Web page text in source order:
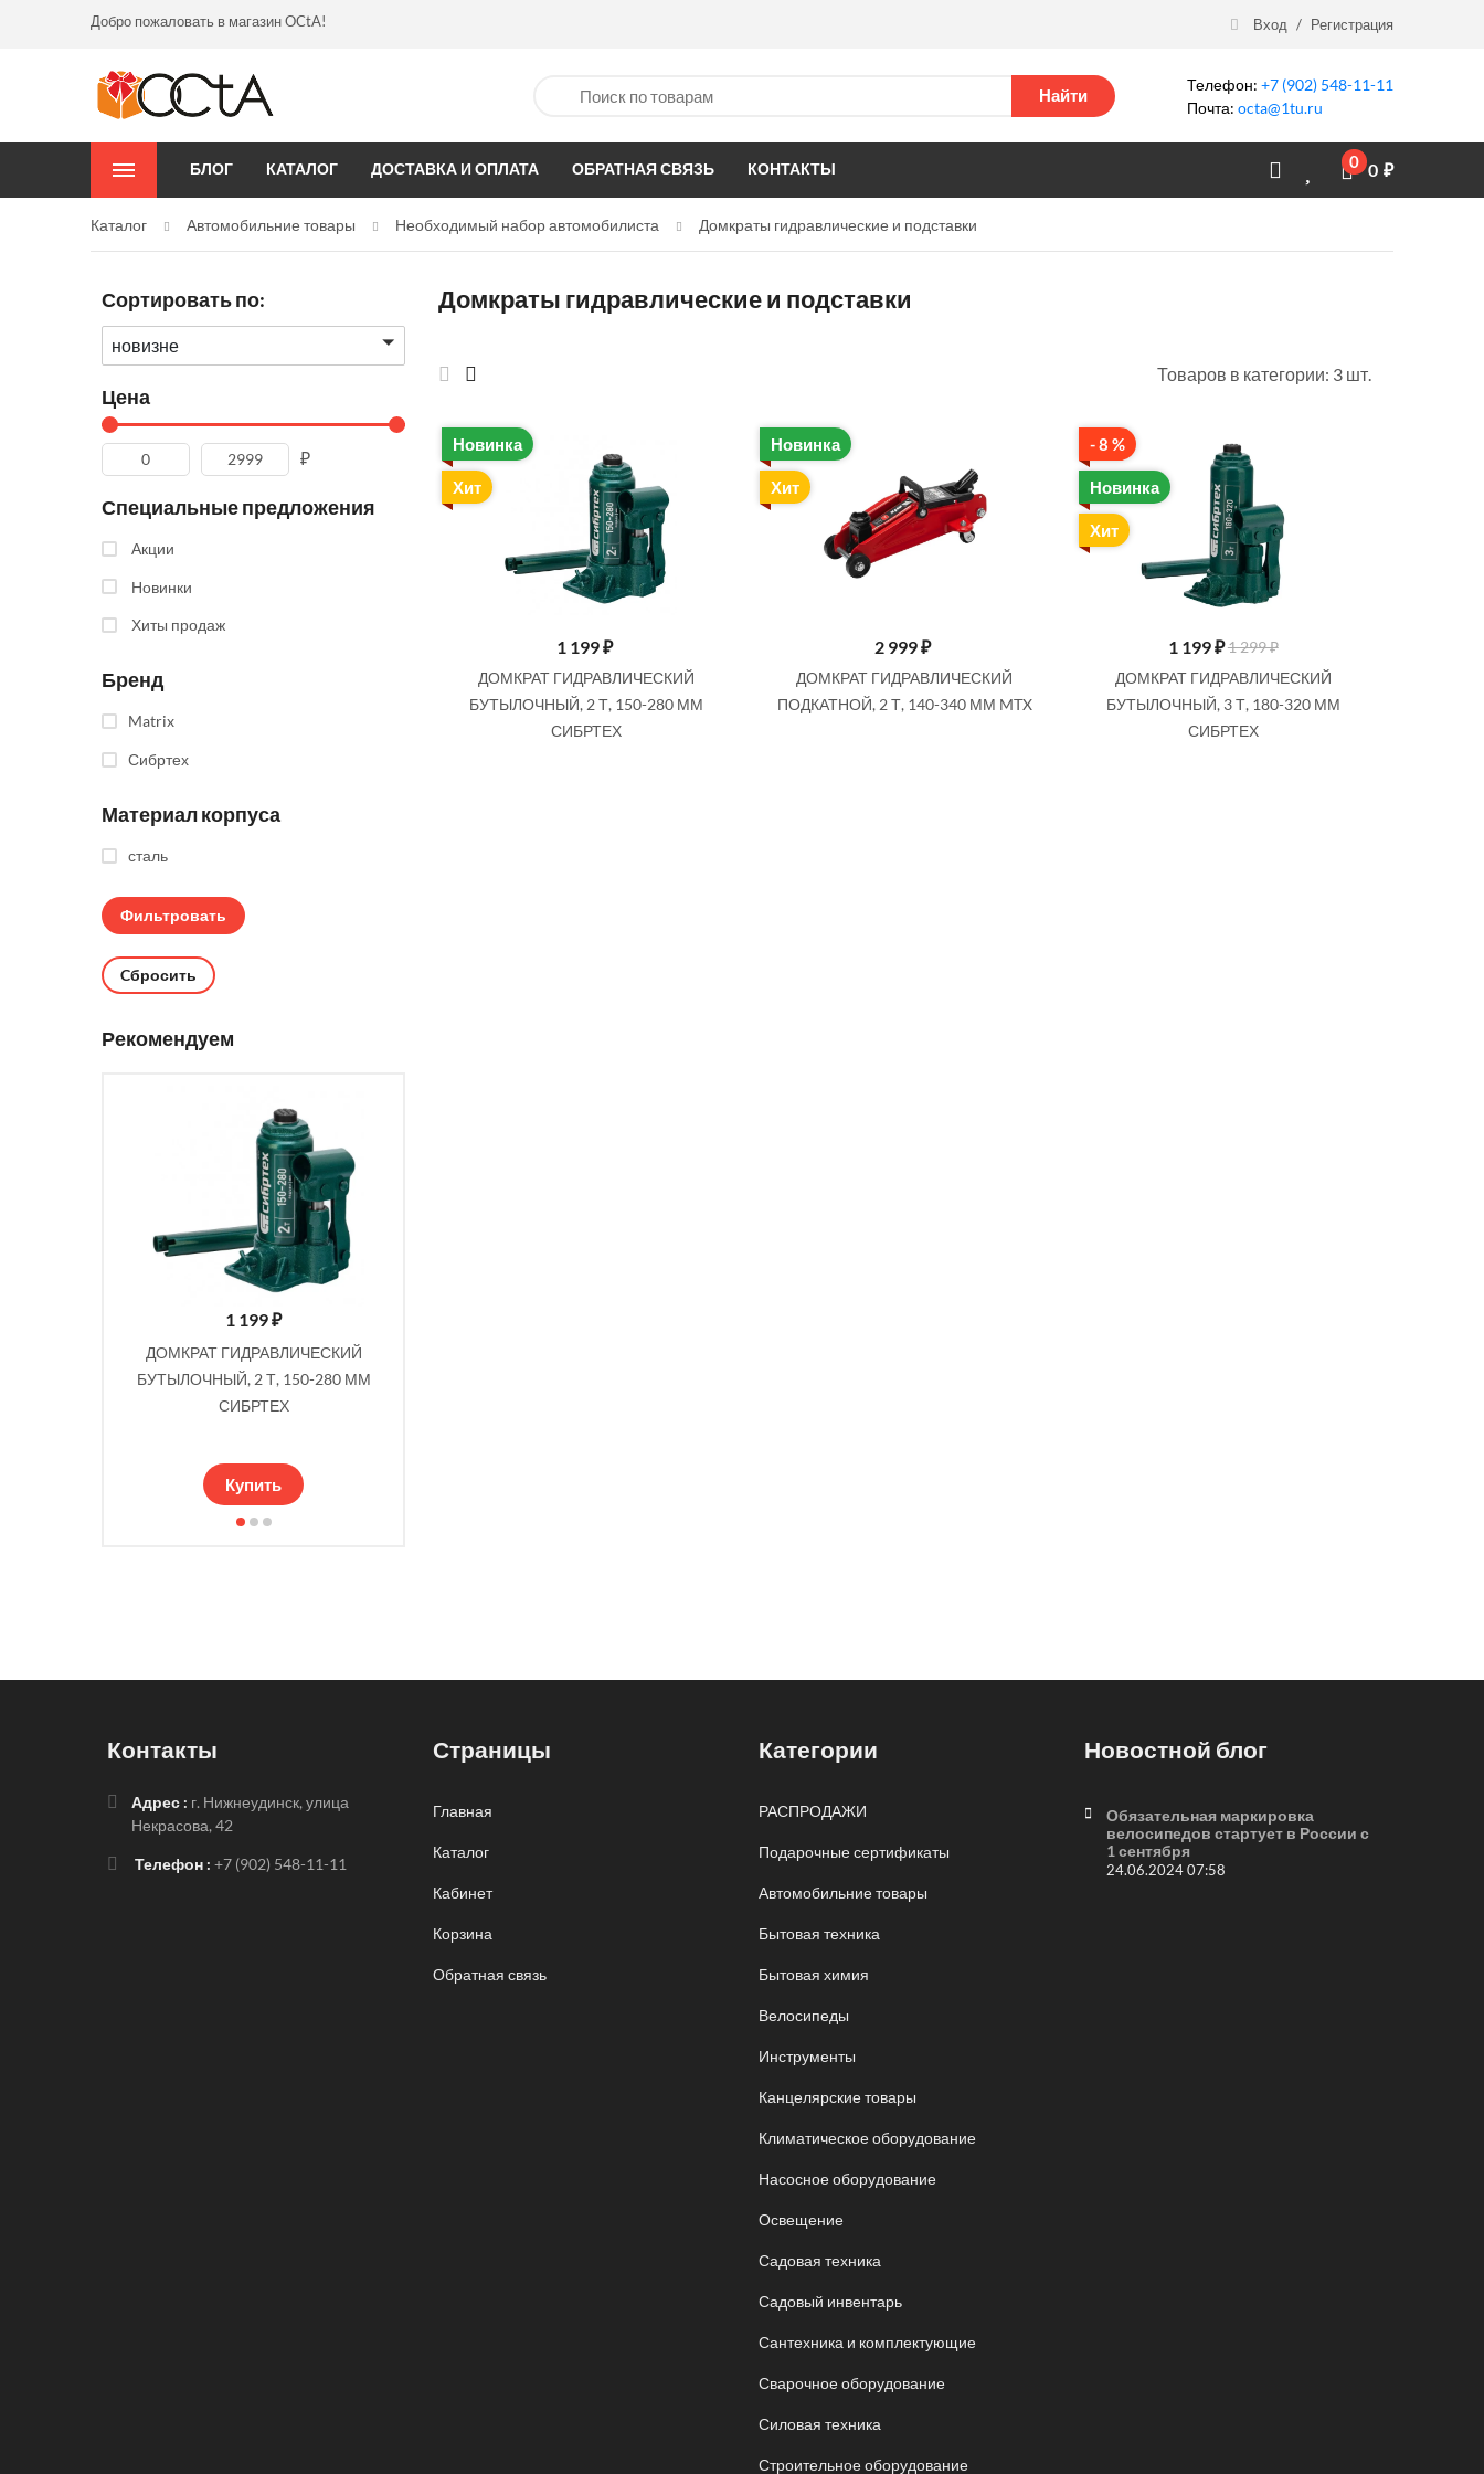
Добро пожаловать в магазин OCtA! Вход / Регистрация
Найти
Телефон: +7 (902) 548-11-11
Почта: octa@1tu.ru
БЛОГ КАТАЛОГ ДОСТАВКА И ОПЛАТА ОБРАТНАЯ СВЯЗЬ КОНТАКТЫ 0 0 ₽
Каталог Автомобильние товары Необходимый набор автомобилиста Домкраты гидравлические и подставки
Сортировать по:
новизне
Цена
₽
Специальные предложения
Акции
Новинки
Хиты продаж
Бренд
Matrix
Сибртех
Материал корпуса
сталь
Cбросить
Рекомендуем
1 199₽
ДОМКРАТ ГИДРАВЛИЧЕСКИЙ
БУТЫЛОЧНЫЙ, 2 Т, 150-280 ММ
СИБРТЕХ
Купить
Домкраты гидравлические и подставки
Товаров в категории: 3 шт.
Новинка
Хит
1 199₽
ДОМКРАТ ГИДРАВЛИЧЕСКИЙ
БУТЫЛОЧНЫЙ, 2 Т, 150-280 ММ
СИБРТЕХ
Новинка
Хит
2 999₽
ДОМКРАТ ГИДРАВЛИЧЕСКИЙ
ПОДКАТНОЙ, 2 Т, 140-340 ММ MTX
- 8 %
Новинка
Хит
1 199₽1 299 ₽
ДОМКРАТ ГИДРАВЛИЧЕСКИЙ
БУТЫЛОЧНЫЙ, 3 Т, 180-320 ММ
СИБРТЕХ
Контакты
Адрес : г. Нижнеудинск, улица
Некрасова, 42
Телефон : +7 (902) 548-11-11
Страницы
Главная
Каталог
Кабинет
Корзина
Обратная связь
Категории
РАСПРОДАЖИ
Подарочные сертификаты
Автомобильние товары
Бытовая техника
Бытовая химия
Велосипеды
Инструменты
Канцелярские товары
Климатическое оборудование
Насосное оборудование
Освещение
Садовая техника
Садовый инвентарь
Сантехника и комплектующие
Сварочное оборудование
Силовая техника
Строительное оборудование
Новостной блог
Обязательная маркировка
велосипедов стартует в России с
1 сентября
24.06.2024 07:58